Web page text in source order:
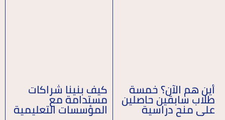
أين هم الآن؟ خمسة
طلاب سابقين حاصلين
على منح دراسية
كيف بنينا شراكات
مستدامة مع
المؤسسات التعليمية